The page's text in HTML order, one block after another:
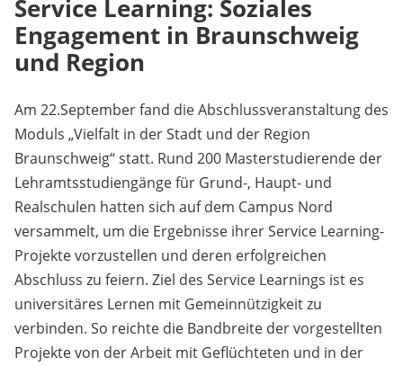
Service Learning: Soziales
Engagement in Braunschweig
und Region
Am 22.September fand die Abschlussveranstaltung des
Moduls „Vielfalt in der Stadt und der Region
Braunschweig“ statt. Rund 200 Masterstudierende der
Lehramtsstudiengänge für Grund-, Haupt- und
Realschulen hatten sich auf dem Campus Nord
versammelt, um die Ergebnisse ihrer Service Learning-
Projekte vorzustellen und deren erfolgreichen
Abschluss zu feiern. Ziel des Service Learnings ist es
universitäres Lernen mit Gemeinnützigkeit zu
verbinden. So reichte die Bandbreite der vorgestellten
Projekte von der Arbeit mit Geflüchteten und in der